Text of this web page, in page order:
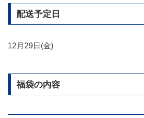
配送予定日
12月29日(金)
福袋の内容